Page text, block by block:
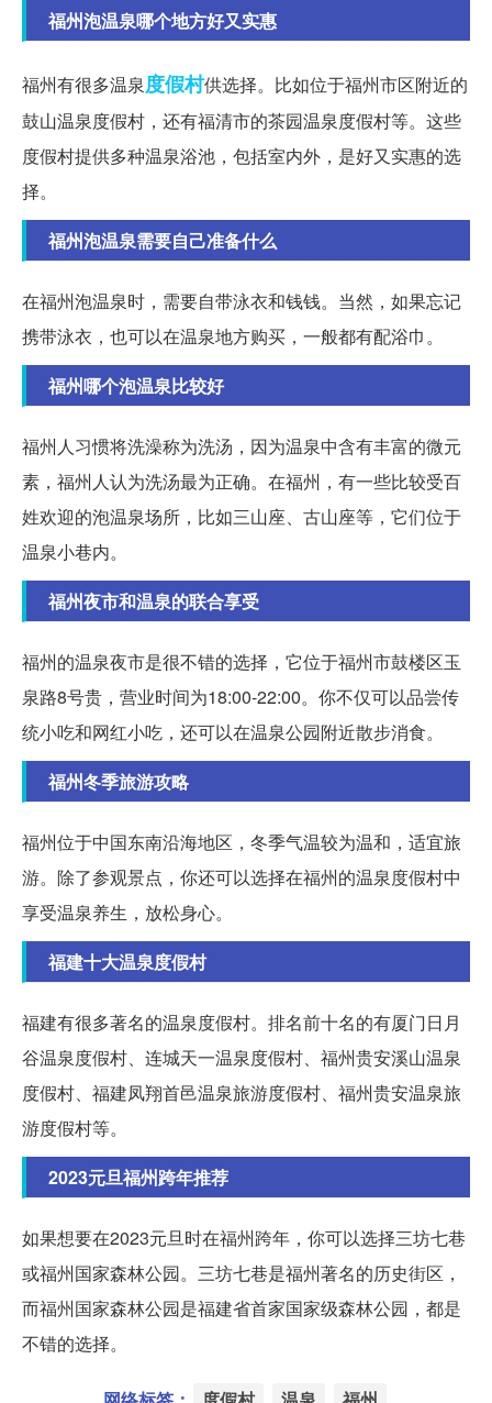
福州泡温泉哪个地方好又实惠
福州有很多温泉度假村供选择。比如位于福州市区附近的
鼓山温泉度假村，还有福清市的茶园温泉度假村等。这些
度假村提供多种温泉浴池，包括室内外，是好又实惠的选
择。
福州泡温泉需要自己准备什么
在福州泡温泉时，需要自带泳衣和钱钱。当然，如果忘记
携带泳衣，也可以在温泉地方购买，一般都有配浴巾。
福州哪个泡温泉比较好
福州人习惯将洗澡称为洗汤，因为温泉中含有丰富的微元
素，福州人认为洗汤最为正确。在福州，有一些比较受百
姓欢迎的泡温泉场所，比如三山座、古山座等，它们位于
温泉小巷内。
福州夜市和温泉的联合享受
福州的温泉夜市是很不错的选择，它位于福州市鼓楼区玉
泉路8号贵，营业时间为18:00-22:00。你不仅可以品尝传
统小吃和网红小吃，还可以在温泉公园附近散步消食。
福州冬季旅游攻略
福州位于中国东南沿海地区，冬季气温较为温和，适宜旅
游。除了参观景点，你还可以选择在福州的温泉度假村中
享受温泉养生，放松身心。
福建十大温泉度假村
福建有很多著名的温泉度假村。排名前十名的有厦门日月
谷温泉度假村、连城天一温泉度假村、福州贵安溪山温泉
度假村、福建凤翔首邑温泉旅游度假村、福州贵安温泉旅
游度假村等。
2023元旦福州跨年推荐
如果想要在2023元旦时在福州跨年，你可以选择三坊七巷
或福州国家森林公园。三坊七巷是福州著名的历史街区，
而福州国家森林公园是福建省首家国家级森林公园，都是
不错的选择。